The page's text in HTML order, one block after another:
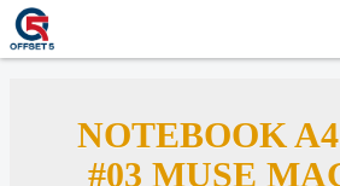
NOTEBOOK
#03 MUSE